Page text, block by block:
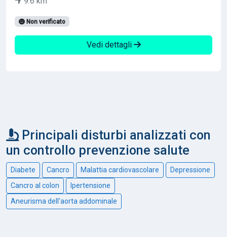
Non verificato
Vedi dettagli
Principali disturbi analizzati con
un controllo prevenzione salute
Diabete Cancro Malattia cardiovascolare
Depressione
Cancro al colon
Ipertensione
Aneurisma dell'aorta addominale